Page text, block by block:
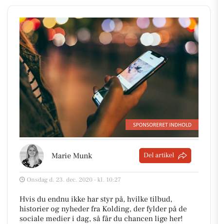
Marie Munk Del artikel
Onsdag d. 23. dec. 2020 - kl. 10:27
Hvis du endnu ikke har styr på, hvilke tilbud,
historier og nyheder fra Kolding, der fylder på de
sociale medier i dag, så får du chancen lige her!